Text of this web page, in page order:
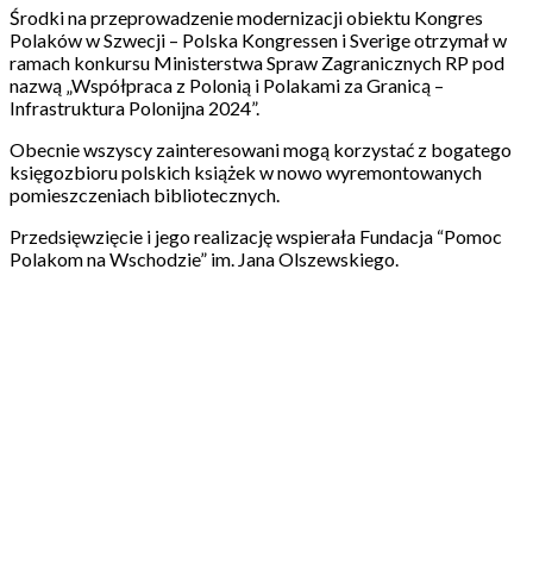
Środki na przeprowadzenie modernizacji obiektu Kongres
Polaków w Szwecji – Polska Kongressen i Sverige otrzymał w
ramach konkursu Ministerstwa Spraw Zagranicznych RP pod
nazwą „Współpraca z Polonią i Polakami za Granicą –
Infrastruktura Polonijna 2024”.
Obecnie wszyscy zainteresowani mogą korzystać z bogatego
księgozbioru polskich książek w nowo wyremontowanych
pomieszczeniach bibliotecznych.
Przedsięwzięcie i jego realizację wspierała Fundacja “Pomoc
Polakom na Wschodzie” im. Jana Olszewskiego.